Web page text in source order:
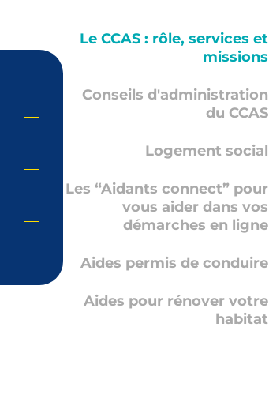
Le CCAS : rôle, services et
missions
Conseils d'administration
du CCAS
Logement social
Les “Aidants connect” pour
vous aider dans vos
démarches en ligne
Aides permis de conduire
Aides pour rénover votre
habitat